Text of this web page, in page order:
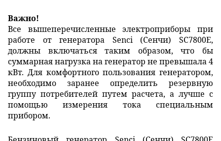
Важно!
Все вышеперечисленные электроприборы при
работе от генератора Senci (Сенчи) SC7800E,
должны включаться таким образом, что бы
суммарная нагрузка на генератор не превышала 4
кВт. Для комфортного пользования генератором,
необходимо заранее определить резервную
группу потребителей путем расчета, а лучше с
помощью измерения тока специальным
прибором.